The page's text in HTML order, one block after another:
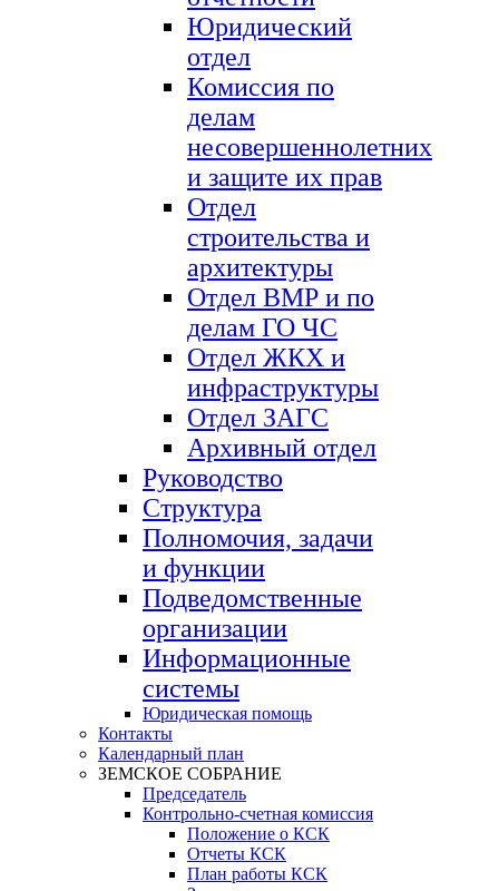
Юридический
отдел
Комиссия по
делам
несовершеннолетних
и защите их прав
Отдел
строительства и
архитектуры
Отдел ВМР и по
делам ГО ЧС
Отдел ЖКХ и
инфраструктуры
Отдел ЗАГС
Архивный отдел
Руководство
Структура
Полномочия, задачи
и функции
Подведомственные
организации
Информационные
системы
Юридическая помощь
Контакты
Календарный план
ЗЕМСКОЕ СОБРАНИЕ
Председатель
Контрольно-счетная комиссия
Положение о КСК
Отчеты КСК
План работы КСК